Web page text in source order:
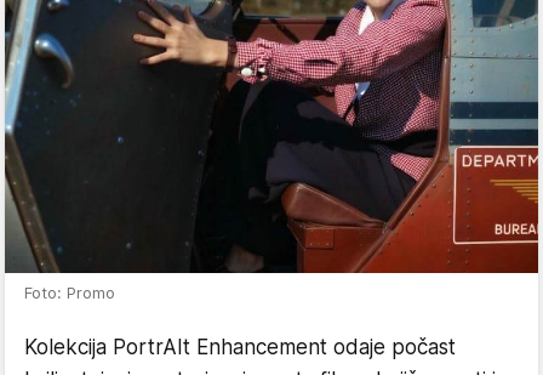
Foto: Promo
Kolekcija PortrAIt Enhancement odaje počast